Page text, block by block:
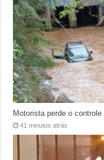
Motorista perde o
41 minutos atrás